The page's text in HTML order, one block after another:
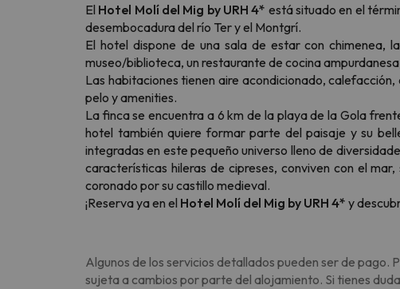
El Hotel Molí del Mig by URH 4* está situado en el
desembocadura del río Ter y el Montgrí.
El hotel dispone de una sala de estar con chimenea,
museo/biblioteca, un restaurante de cocina
Las habitaciones tienen aire acondicionado,
pelo y amenities.
La finca se encuentra a 6 km de la playa de la Gola
hotel también quiere formar parte del paisaje y su
integradas en este pequeño universo lleno de
características hileras de cipreses, conviven con el
coronado por su castillo medieval.
¡Reserva ya en el Hotel Molí del Mig by URH 4* y
Algunos de los servicios detallados pueden ser de
sujeta a cambios por parte del alojamiento. Si tienes